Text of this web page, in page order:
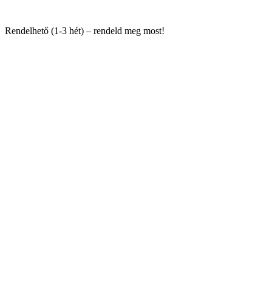
Rendelhető (1-3 hét) – rendeld meg most!